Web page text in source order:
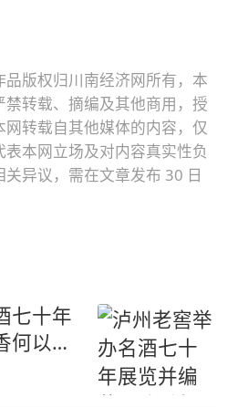
版权归川南经济网所有，本
转载、摘编及其他商用，授
转载自其他媒体的内容，仅
本网立场及对内容真实性负
异议，需在文章发布 30 日
七十年
何以香